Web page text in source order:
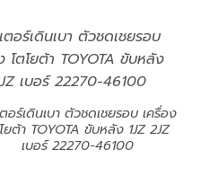
อร์เดินเบา ตัวชดเชยรอบ เครื่อง
ยต้า TOYOTA ขับหลัง 1JZ 2JZ
เบอร์ 22270-46100